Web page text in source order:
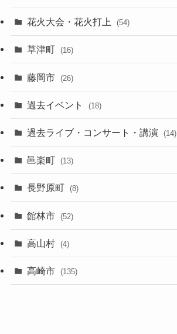
花火大会・花火打上 (54)
草津町 (16)
藤岡市 (26)
過去イベント (18)
過去ライブ・コンサート・講演 (14)
邑楽町 (13)
長野原町 (8)
館林市 (52)
高山村 (4)
高崎市 (135)